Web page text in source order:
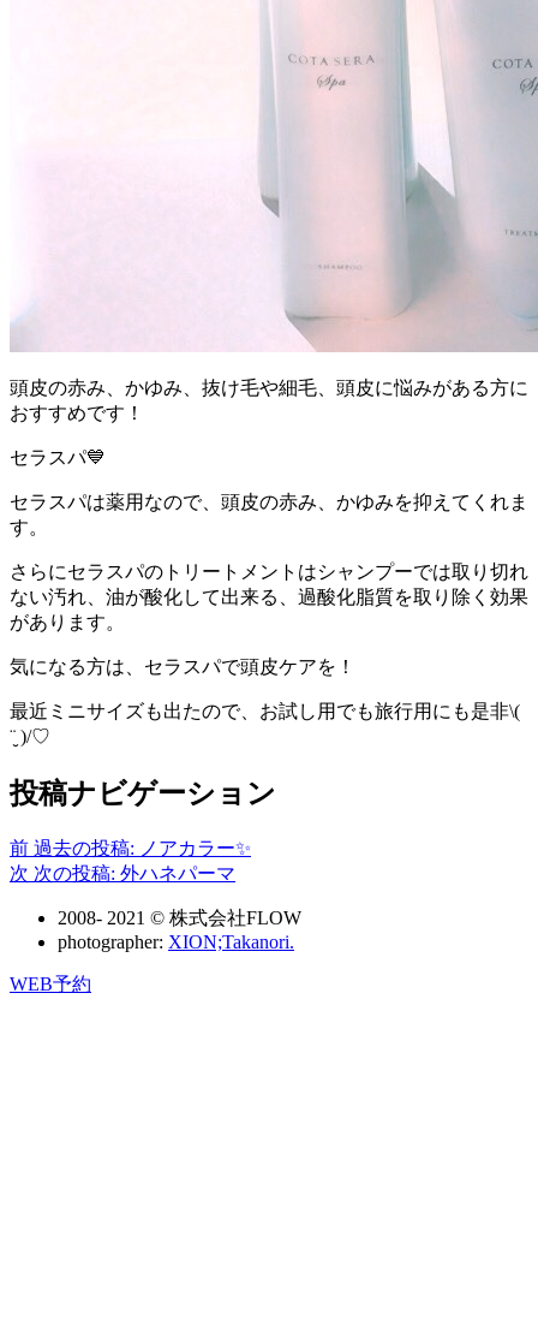
頭皮の赤み、かゆみ、抜け毛や細毛、頭皮に悩みがある方に
おすすめです！
セラスパ💙
セラスパは薬用なので、頭皮の赤み、かゆみを抑えてくれま
す。
さらにセラスパのトリートメントはシャンプーでは取り切れ
ない汚れ、油が酸化して出来る、過酸化脂質を取り除く効果
があります。
気になる方は、セラスパで頭皮ケアを！
最近ミニサイズも出たので、お試し用でも旅行用にも是非\(
¨̮ )/♡
投稿ナビゲーション
前 過去の投稿: ノアカラー✨
次 次の投稿: 外ハネパーマ
2008- 2021 © 株式会社FLOW
photographer: XION;Takanori.
WEB予約